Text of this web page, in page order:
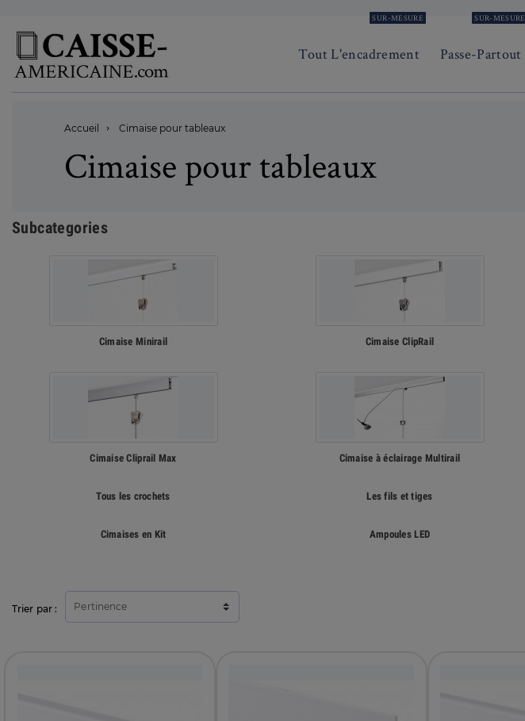
Tout L'encadrement
SUR-MESURE
Passe-Partout
SUR-MESURE
Accueil  Cimaise pour tableaux
Cimaise pour tableaux
Subcategories
Cimaise Minirail Cimaise ClipRail
Cimaise Cliprail Max Cimaise à éclairage Multirail
Tous les crochets Les fils et tiges
Cimaises en Kit Ampoules LED
Trier par : Pertinence